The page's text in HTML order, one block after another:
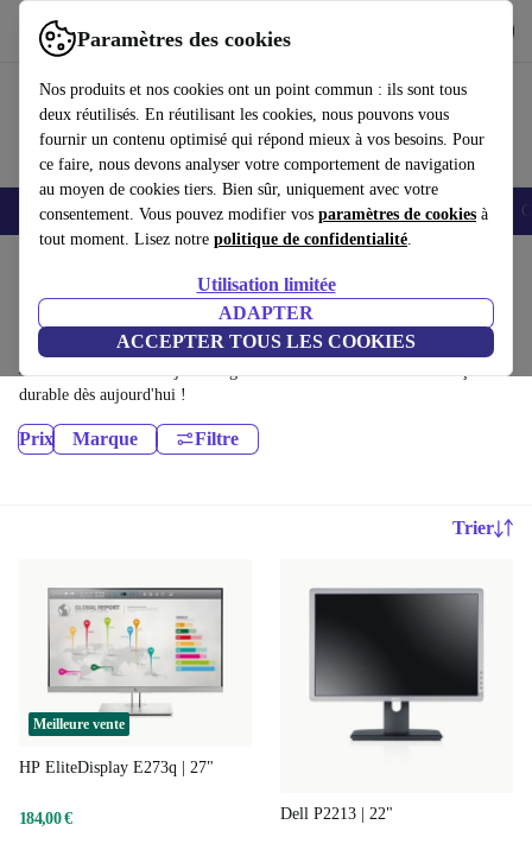
Paramètres des cookies
Nos produits et nos cookies ont un point commun : ils sont tous
deux réutilisés. En réutilisant les cookies, nous pouvons vous
fournir un contenu optimisé qui répond mieux à vos besoins. Pour
ce faire, nous devons analyser votre comportement de navigation
au moyen de cookies tiers. Bien sûr, uniquement avec votre
consentement. Vous pouvez modifier vos paramètres de cookies à
tout moment. Lisez notre politique de confidentialité.
Utilisation limitée
ADAPTER
ACCEPTER TOUS LES COOKIES
Utilisez refurbed rapidement et facilement
Smartphones Laptops Tablettes Montres connectées Accessoires
Écrans:
Écrans certifiés reconditionnés à moins de 5000€ – économisez jusqu'à
40 %. Retours sous 30 jours et garantie de 12 mois. Achetez de façon
durable dès aujourd'hui !
Prix Marque Filtre
Trier
Meilleure vente
HP EliteDisplay E273q | 27"
184,00 € Dell P2213 | 22"